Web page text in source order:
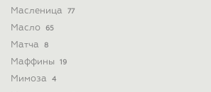
Масленица 77
Масло 65
Матча 8
Маффины 19
Мимоза 4